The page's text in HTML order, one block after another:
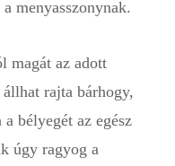
menyasszonynak.
magát az adott
rajta bárhogy,
bélyegét az egész
úgy ragyog a